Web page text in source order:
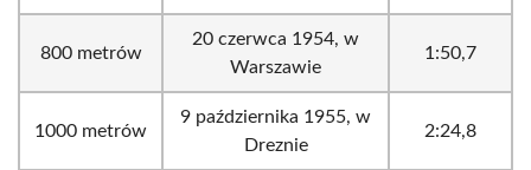
800 metrów
20 czerwca 1954, w
Warszawie
1:50,7
1000 metrów
9 października 1955, w
Dreznie
2:24,8